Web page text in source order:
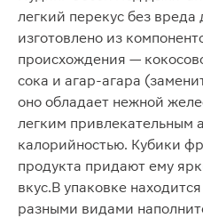
легкий перекус без
изготовлено из
происхождения —
сока и агар-агара
оно обладает нежной
легким привлекательным
калорийностью. Кубики
продукта придают ему
вкус.В упаковке
разными видами